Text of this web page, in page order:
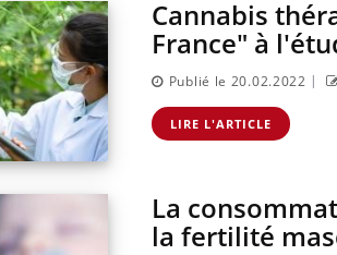
Cannabis
France" à
Publié le 20.02.2022 |
LIRE L'ARTICLE
La
la fertilité